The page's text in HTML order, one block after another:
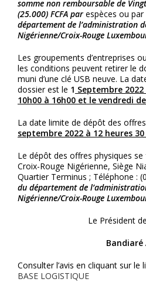
somme non remboursable de
(25.000) FCFA par espèces ou
département de l’administration
Nigérienne/Croix-Rouge
Les groupements d’entreprises
les conditions peuvent retirer le
muni d’une clé USB neuve. La
dossier est le 1 Septembre
10h00 à 16h00 et le vendredi
La date limite de dépôt des
septembre 2022 à 12 heures
Le dépôt des offres physiques se
Croix-Rouge Nigérienne, Siège
Quartier Terminus ; Téléphone :
du département de
Nigérienne/Croix-Rouge
Le Président
Bandiaré
Consulter l’avis en cliquant sur le
BASE LOGISTIQUE